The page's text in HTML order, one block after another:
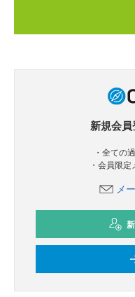
新規会員
・全ての
・会員限
メ